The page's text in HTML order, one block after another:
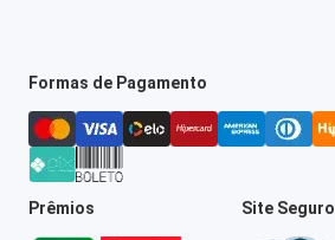
Formas de Pagamento
Prêmios Site Seguro